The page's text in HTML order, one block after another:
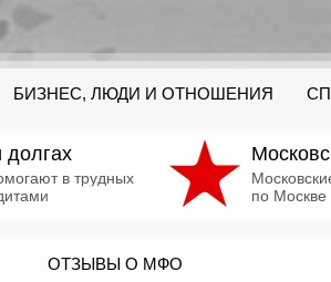
БИЗНЕС, ЛЮДИ И ОТНОШЕНИЯ
долгах
в трудных
по Москве
ОТЗЫВЫ О МФО